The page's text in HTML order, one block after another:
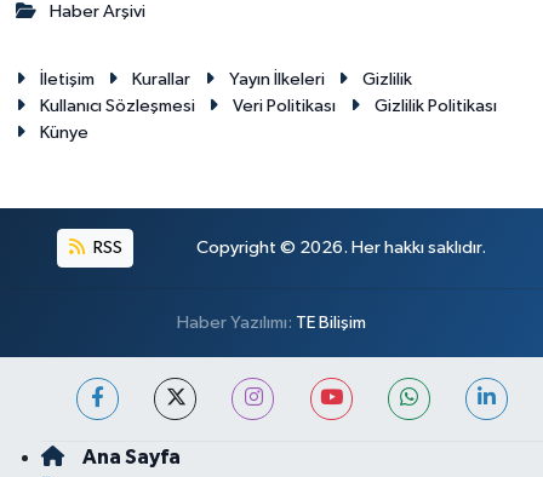
Haber Arşivi
İletişim Kurallar Yayın İlkeleri
Gizlilik
Kullanıcı Sözleşmesi
Veri Politikası
Gizlilik Politikası
Künye
RSS Copyright © 2026. Her hakkı saklıdır.
Haber Yazılımı: TE Bilişim
Ana Sayfa